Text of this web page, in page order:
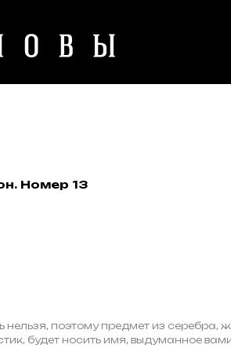
Номер 13
нельзя, поэтому предмет из серебра,
будет носить имя, выдуманное